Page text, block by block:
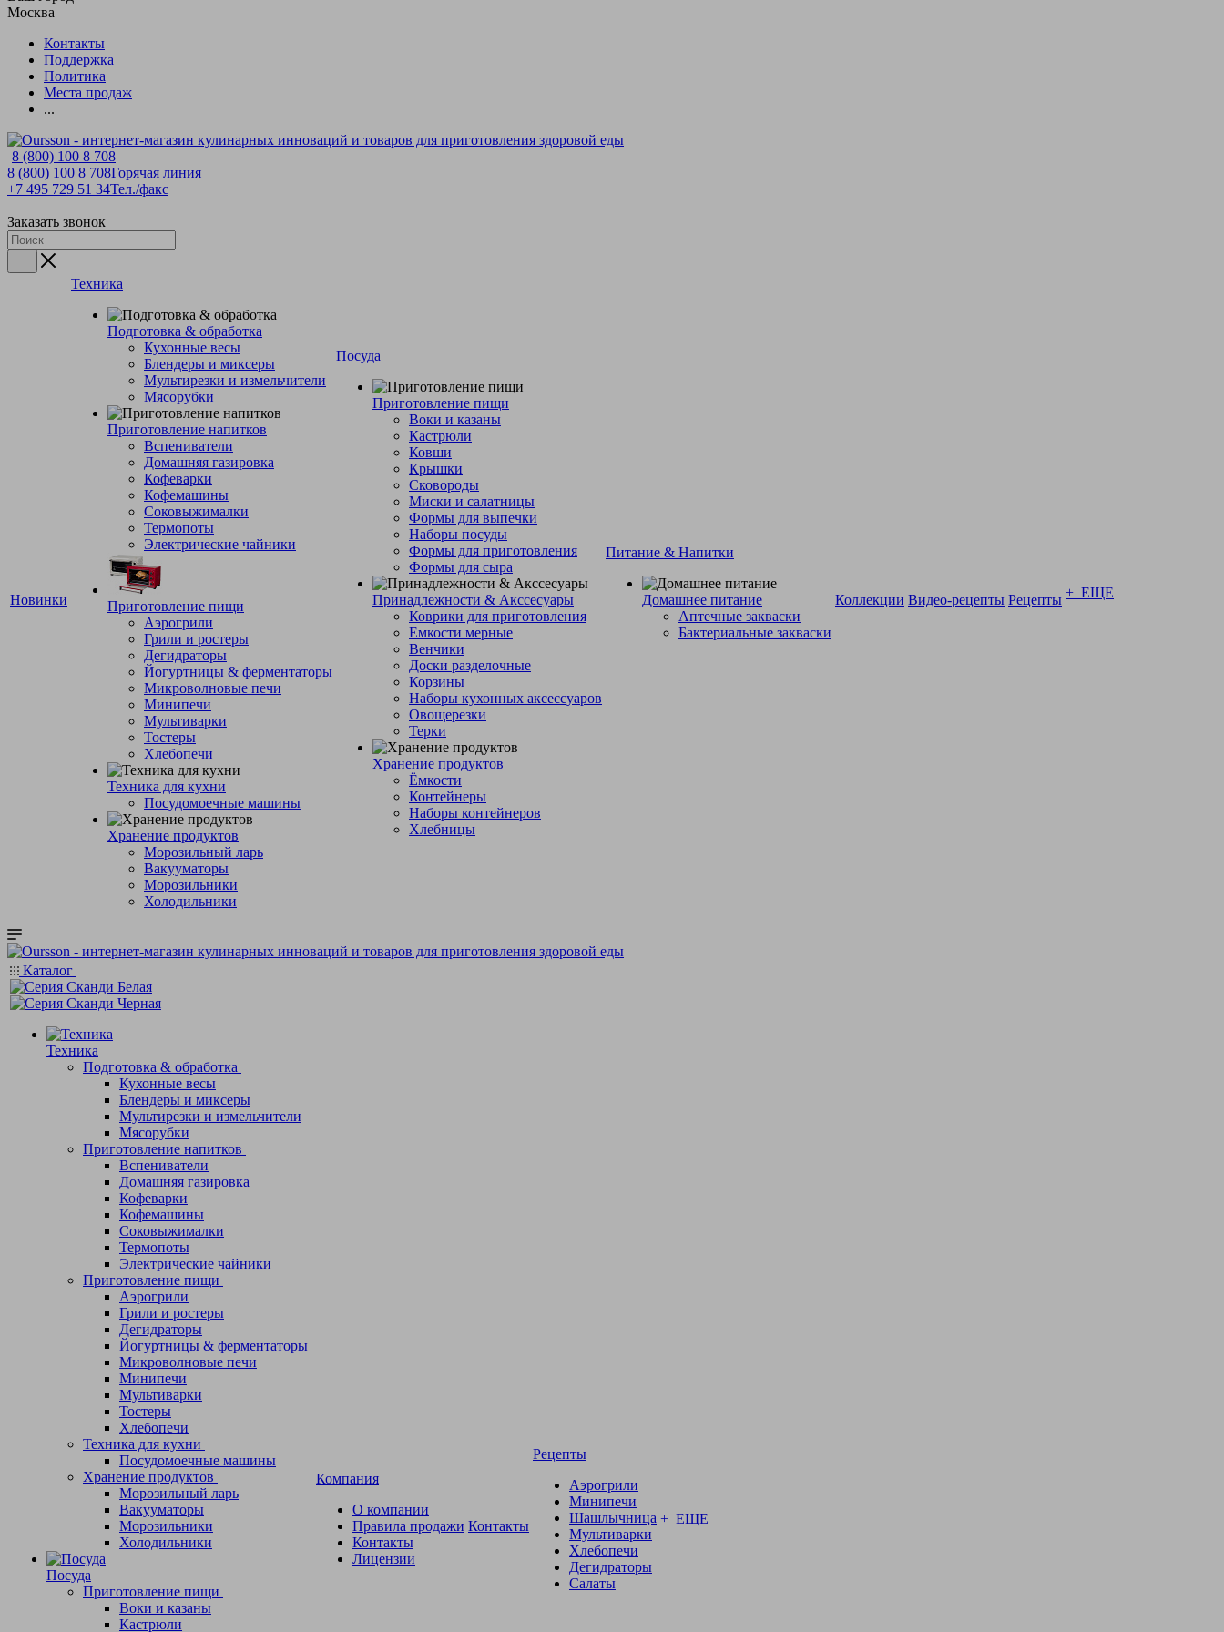
Москва
Контакты
Поддержка
Политика
Места продаж
...
8 (800) 100 8 708
8 (800) 100 8 708Горячая линия
+7 495 729 51 34Тел./факс
Заказать звонок
Новинки
Техника
Подготовка & обработка
Кухонные весы
Блендеры и миксеры
Мультирезки и измельчители
Мясорубки
Приготовление напитков
Вспениватели
Домашняя газировка
Кофеварки
Кофемашины
Соковыжималки
Термопоты
Электрические чайники
Приготовление пищи
Аэрогрили
Грили и ростеры
Дегидраторы
Йогуртницы & ферментаторы
Микроволновые печи
Минипечи
Мультиварки
Тостеры
Хлебопечи
Техника для кухни
Посудомоечные машины
Хранение продуктов
Морозильный ларь
Вакууматоры
Морозильники
Холодильники
Посуда
Приготовление пищи
Воки и казаны
Кастрюли
Ковши
Крышки
Сковороды
Миски и салатницы
Формы для выпечки
Наборы посуды
Формы для приготовления
Формы для сыра
Принадлежности & Акссесуары
Коврики для приготовления
Емкости мерные
Венчики
Доски разделочные
Корзины
Наборы кухонных аксессуаров
Овощерезки
Терки
Хранение продуктов
Ёмкости
Контейнеры
Наборы контейнеров
Хлебницы
Питание & Напитки
Домашнее питание
Аптечные закваски
Бактериальные закваски
Коллекции Видео-рецепты Рецепты + ЕЩЕ
Каталог
Техника
Подготовка & обработка
Кухонные весы
Блендеры и миксеры
Мультирезки и измельчители
Мясорубки
Приготовление напитков
Вспениватели
Домашняя газировка
Кофеварки
Кофемашины
Соковыжималки
Термопоты
Электрические чайники
Приготовление пищи
Аэрогрили
Грили и ростеры
Дегидраторы
Йогуртницы & ферментаторы
Микроволновые печи
Минипечи
Мультиварки
Тостеры
Хлебопечи
Техника для кухни
Посудомоечные машины
Хранение продуктов
Морозильный ларь
Вакууматоры
Морозильники
Холодильники
Посуда
Приготовление пищи
Воки и казаны
Кастрюли
Компания
О компании
Правила продажи
Контакты
Лицензии
Контакты
Рецепты
Аэрогрили
Минипечи
Шашлычница
Мультиварки
Хлебопечи
Дегидраторы
Салаты
+ ЕЩЕ